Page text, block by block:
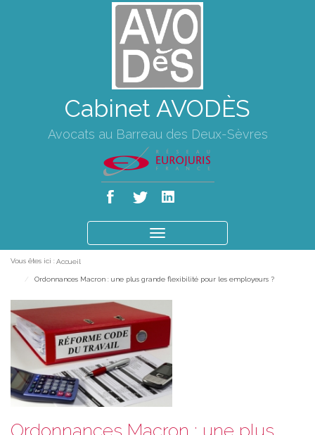
Cabinet AVODÈS
Avocats au Barreau des Deux-Sèvres
le
Vous êtes ici : Accueil
Ordonnances Macron : une plus grande flexibilité pour les employeurs ?